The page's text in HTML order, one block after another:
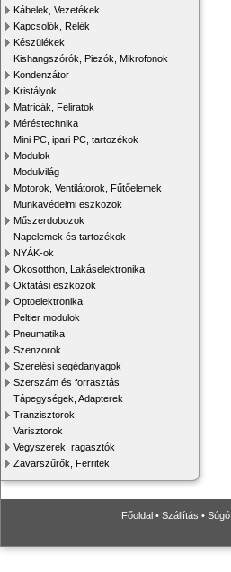
Kábelek, Vezetékek
Kapcsolók, Relék
Készülékek
Kishangszórók, Piezók, Mikrofonok
Kondenzátor
Kristályok
Matricák, Feliratok
Méréstechnika
Mini PC, ipari PC, tartozékok
Modulok
Modulvilág
Motorok, Ventilátorok, Fűtőelemek
Munkavédelmi eszközök
Műszerdobozok
Napelemek és tartozékok
NYÁK-ok
Okosotthon, Lakáselektronika
Oktatási eszközök
Optoelektronika
Peltier modulok
Pneumatika
Szenzorok
Szerelési segédanyagok
Szerszám és forrasztás
Tápegységek, Adapterek
Tranzisztorok
Varisztorok
Vegyszerek, ragasztók
Zavarszűrők, Ferritek
Főoldal • Szállítás • Súgó